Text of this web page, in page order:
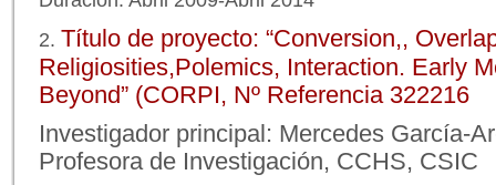
2. Título de proyecto: “Conversion,,
Religiosities,Polemics, Interaction. Early
Beyond” (CORPI, Nº Referencia 322216
Investigador principal: Mercedes García-
Profesora de Investigación, CCHS, CSIC